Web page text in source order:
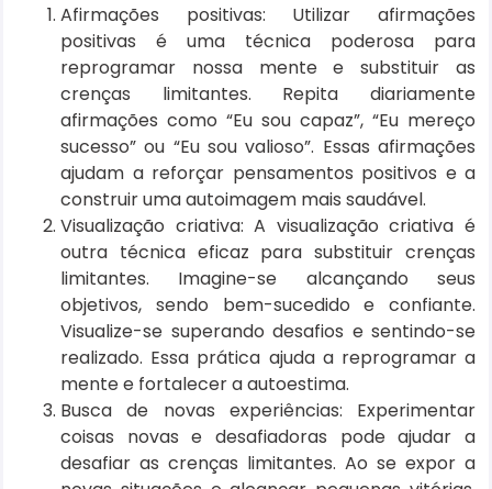
Afirmações positivas: Utilizar afirmações
positivas é uma técnica poderosa para
reprogramar nossa mente e substituir as
crenças limitantes. Repita diariamente
afirmações como “Eu sou capaz”, “Eu mereço
sucesso” ou “Eu sou valioso”. Essas afirmações
ajudam a reforçar pensamentos positivos e a
construir uma autoimagem mais saudável.
Visualização criativa: A visualização criativa é
outra técnica eficaz para substituir crenças
limitantes. Imagine-se alcançando seus
objetivos, sendo bem-sucedido e confiante.
Visualize-se superando desafios e sentindo-se
realizado. Essa prática ajuda a reprogramar a
mente e fortalecer a autoestima.
Busca de novas experiências: Experimentar
coisas novas e desafiadoras pode ajudar a
desafiar as crenças limitantes. Ao se expor a